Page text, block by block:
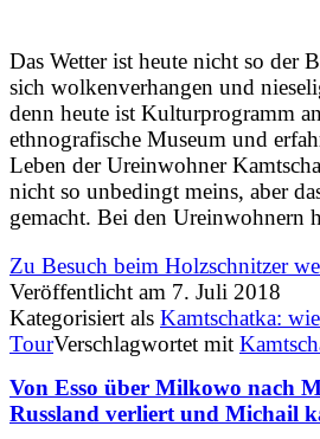
Das Wetter ist heute nicht so der
sich wolkenverhangen und
denn heute ist Kulturprogramm
ethnografische Museum und
Leben der Ureinwohner
nicht so unbedingt meins, aber
gemacht. Bei den Ureinwohnern
Zu Besuch beim Holzschnitzer
Veröffentlicht am 7. Juli 2018
Kategorisiert als Kamtschatka:
TourVerschlagwortet mit
Von Esso über Milkowo nach
Russland verliert und Michail